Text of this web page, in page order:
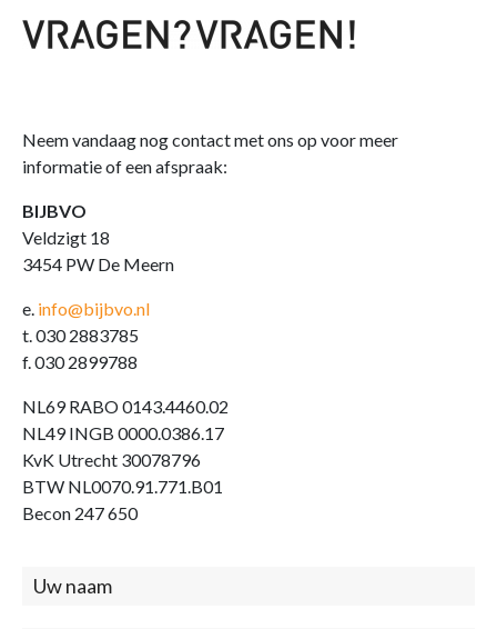
Neem vandaag nog contact met ons op voor meer
informatie of een afspraak:
BIJBVO
Veldzigt 18
3454 PW De Meern
e. info@bijbvo.nl
t. 030 2883785
f. 030 2899788
NL69 RABO 0143.4460.02
NL49 INGB 0000.0386.17
KvK Utrecht 30078796
BTW NL0070.91.771.B01
Becon 247 650
Contact